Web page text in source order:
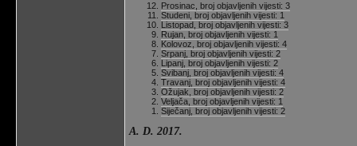
Prosinac, broj objavljenih vijesti: 3
Studeni, broj objavljenih vijesti: 1
Listopad, broj objavljenih vijesti: 3
Rujan, broj objavljenih vijesti: 1
Kolovoz, broj objavljenih vijesti: 4
Srpanj, broj objavljenih vijesti: 2
Lipanj, broj objavljenih vijesti: 2
Svibanj, broj objavljenih vijesti: 4
Travanj, broj objavljenih vijesti: 4
Ožujak, broj objavljenih vijesti: 2
Veljača, broj objavljenih vijesti: 1
Siječanj, broj objavljenih vijesti: 2
A. D. 2017.